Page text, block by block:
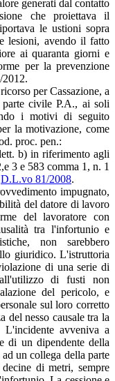
generati dal contatto
che proiettava il
le ustioni sopra
lesioni, avendo il fatto
ai quaranta giorni e
per la prevenzione
per Cassazione, a
civile P.A., ai soli
i motivi di seguito
la motivazione, come
proc. pen.:
b) in riferimento agli
3 e 583 comma 1, n. 1
D.L.vo 81/2008.
impugnato,
del datore di lavoro
del lavoratore con
tra l'infortunio e
non sarebbero
giuridico. L'istruttoria
di una serie di
di fusti non
del pericolo, e
sul loro corretto
del nesso causale tra la
avveniva a
di un dipendente della
un collega della parte
di metri, sempre